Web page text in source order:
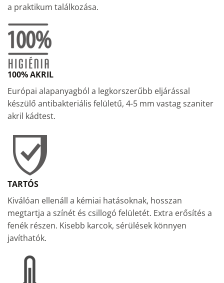
a praktikum találkozása.
100% AKRIL
Európai alapanyagból a legkorszerűbb eljárással
készülő antibakteriális felületű, 4-5 mm vastag szaniter
akril kádtest.
TARTÓS
Kiválóan ellenáll a kémiai hatásoknak, hosszan
megtartja a színét és csillogó felületét. Extra erősítés a
fenék részen. Kisebb karcok, sérülések könnyen
javíthatók.